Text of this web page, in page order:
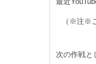
（※注※
次の作戦と